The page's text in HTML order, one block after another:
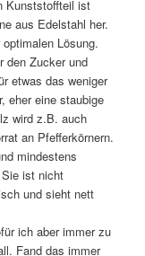
Kunststoffteil ist
aus Edelstahl her.
Lösung.
den Zucker und
etwas das weniger
eher eine staubige
wird z.B. auch
an Pfefferkörnern.
mindestens
ist nicht
und sieht nett
ich aber immer zu
Fand das immer